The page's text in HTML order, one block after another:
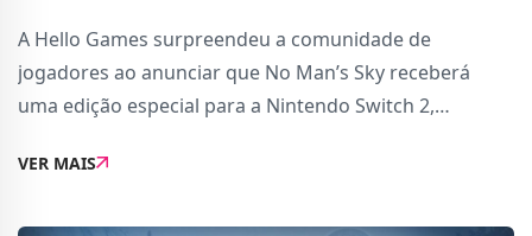
A Hello Games surpreendeu a comunidade de
jogadores ao anunciar que No Man’s Sky receberá
uma edição especial para a Nintendo Switch 2,
consola, a 5 de junho. A nova versão promete tirar pa
VER MAIS